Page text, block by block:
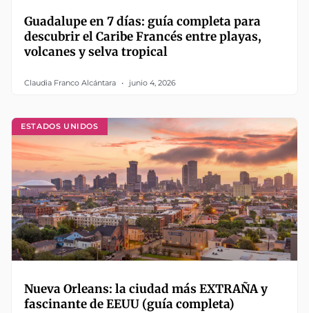
Guadalupe en 7 días: guía completa para
descubrir el Caribe Francés entre playas,
volcanes y selva tropical
Claudia Franco Alcántara junio 4, 2026
ESTADOS UNIDOS
Nueva Orleans: la ciudad más EXTRAÑA y
fascinante de EEUU (guía completa)